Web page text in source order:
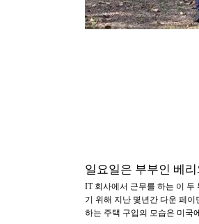
일요일은 부부인 베
IT 회사에서 근무를 하는 이 두
기 위해 지난 몇년간 다운 페
하는 주택 구입의 모습은 미국